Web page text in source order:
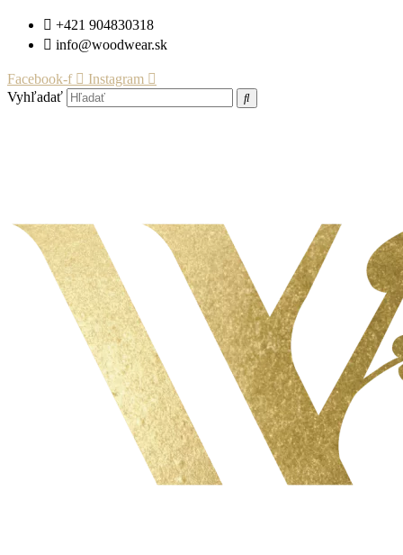
Preskočiť+421 904830318
info@woodwear.sk
Facebook-f
Instagram
Vyhľadať